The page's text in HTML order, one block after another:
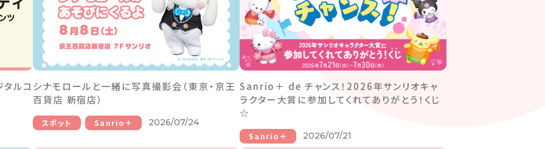
ルコ シナモロールと一緒に写真撮影会（東京・京王
百貨店 新宿店）
スポット Sanrio＋ 2026/07/24
Sanrio＋ de チャンス！2026年サンリオキャ
ラクター大賞に参加してくれてありがとう！くじ
☆
Sanrio＋ 2026/07/21